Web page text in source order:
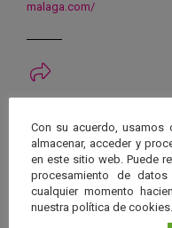
malaga.com/
Próximos eventos
26 JUN 2026 -
Eclipse,
Málaga
Con su acuerdo, usamos
almacenar, acceder y
en este sitio web. Puede
procesamiento de
cualquier momento
nuestra política de cookies.